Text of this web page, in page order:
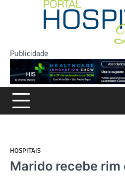
Publicidade
HOSPITAIS
Marido recebe rim